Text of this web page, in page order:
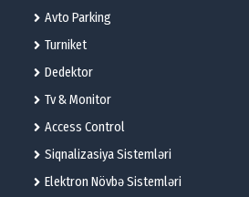
Avto Parking
Turniket
Dedektor
Tv & Monitor
Access Control
Siqnalizasiya Sistemləri
Elektron Növbə Sistemləri